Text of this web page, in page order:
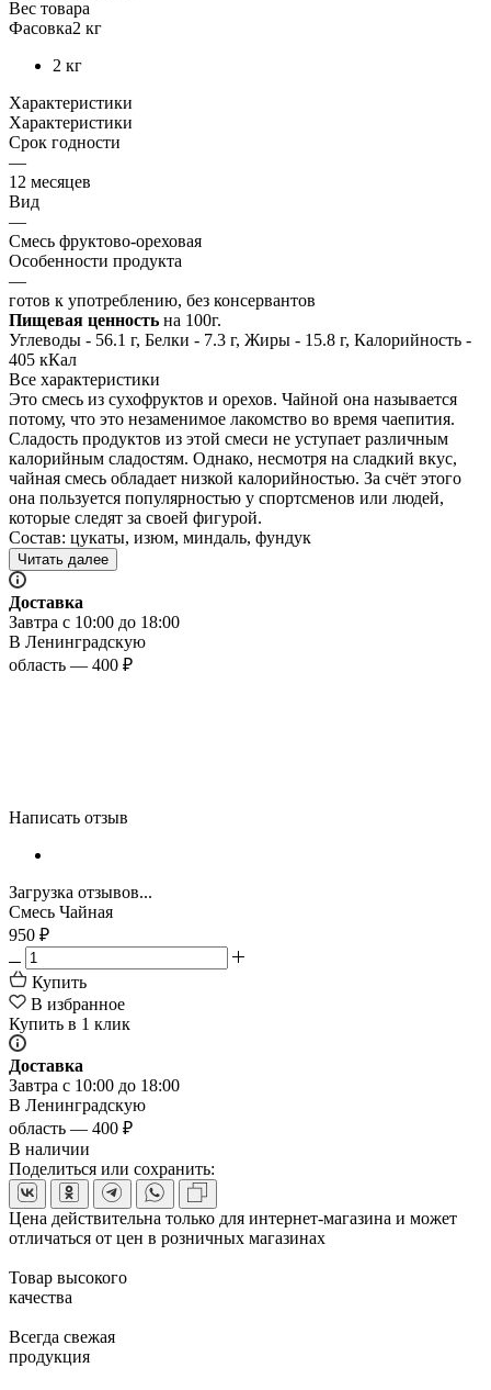
Вес товара
Фасовка2 кг
2 кг
Характеристики
Характеристики
Срок годности
—
12 месяцев
Вид
—
Смесь фруктово-ореховая
Особенности продукта
—
готов к употреблению, без консервантов
Пищевая ценность на 100г.
Углеводы - 56.1 г, Белки - 7.3 г, Жиры - 15.8 г, Калорийность -
405 кКал
Все характеристики
Это смесь из сухофруктов и орехов. Чайной она называется
потому, что это незаменимое лакомство во время чаепития.
Сладость продуктов из этой смеси не уступает различным
калорийным сладостям. Однако, несмотря на сладкий вкус,
чайная смесь обладает низкой калорийностью. За счёт этого
она пользуется популярностью у спортсменов или людей,
которые следят за своей фигурой.
Состав: цукаты, изюм, миндаль, фундук
Читать далее
Доставка
Завтра с 10:00 до 18:00
В Ленинградскую
область — 400 ₽
Написать отзыв
Загрузка отзывов...
Смесь Чайная
950 ₽
Купить
В избранное
Купить в 1 клик
Доставка
Завтра с 10:00 до 18:00
В Ленинградскую
область — 400 ₽
В наличии
Поделиться или сохранить:
Цена действительна только для интернет-магазина и может
отличаться от цен в розничных магазинах
Товар высокого
качества
Всегда свежая
продукция